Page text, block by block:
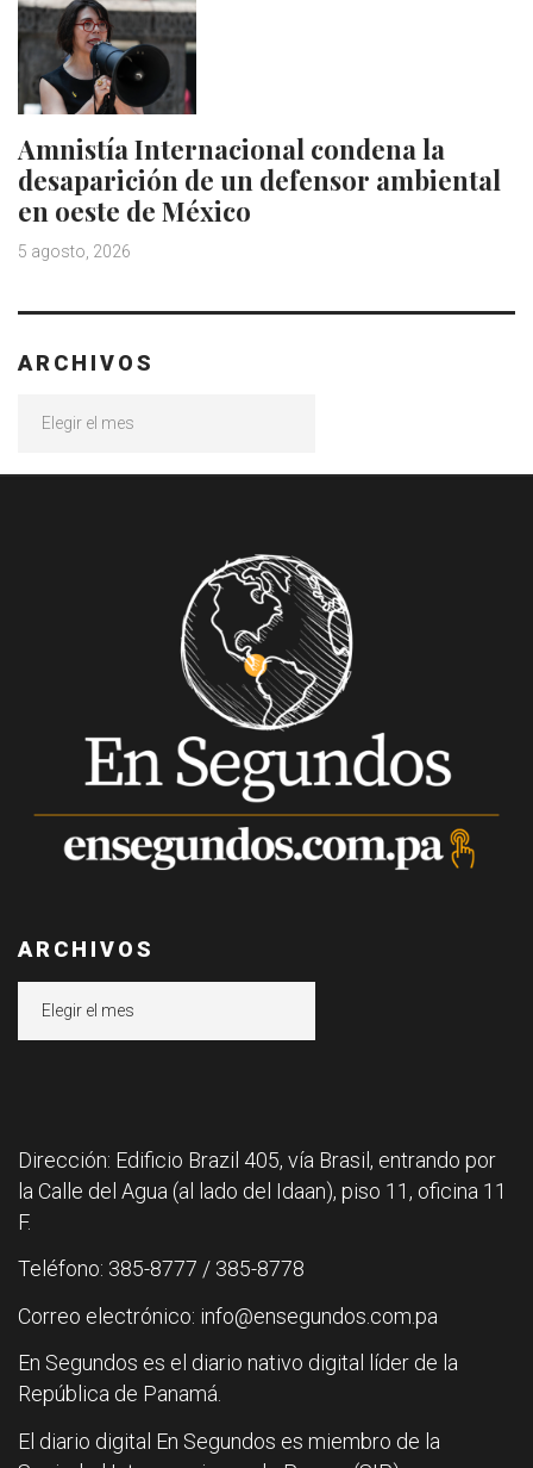
Amnistía Internacional condena la
desaparición de un defensor ambiental
en oeste de México
5 agosto, 2026
ARCHIVOS
ARCHIVOS
Dirección: Edificio Brazil 405, vía Brasil, entrando por
la Calle del Agua (al lado del Idaan), piso 11, oficina 11
F.
Teléfono: 385-8777 / 385-8778
Correo electrónico: info@ensegundos.com.pa
En Segundos es el diario nativo digital líder de la
República de Panamá.
El diario digital En Segundos es miembro de la